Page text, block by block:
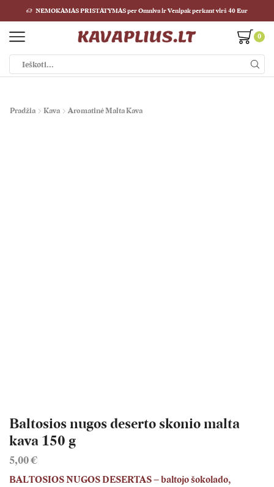
NEMOKAMAS PRISTATYMAS per Omniva ir Venipak perkant virš 40 Eur
0
Pradžia Kava Aromatinė Malta Kava
Baltosios nugos deserto skonio malta
kava 150 g
5,00€
BALTOSIOS NUGOS DESERTAS – baltojo šokolado,